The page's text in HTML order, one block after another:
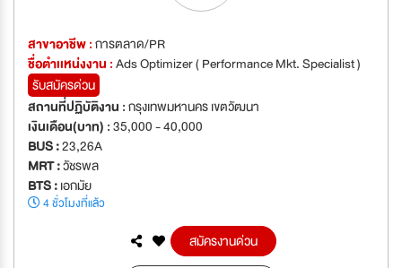
สาขาอาชีพ :การตลาด/PR
ชื่อตำเเหน่งงาน :Ads Optimizer ( Performance Mkt. Specialist )
รับสมัครด่วน
สถานที่ปฏิบัติงาน :กรุงเทพมหานคร เขตวัฒนา
เงินเดือน(บาท) :35,000 - 40,000
BUS :23,26A
MRT :วัชรพล
BTS :เอกมัย
4 ชั่วโมงที่แล้ว
สมัครงานด่วน